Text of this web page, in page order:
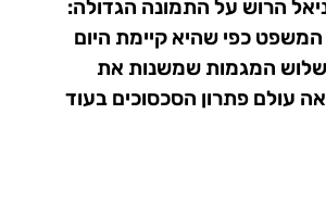
הרוש על התמונה הגדולה:
כפי שהיא קיימת היום
המגמות שמשנות את
עולם פתרון הסכסוכים בעוד